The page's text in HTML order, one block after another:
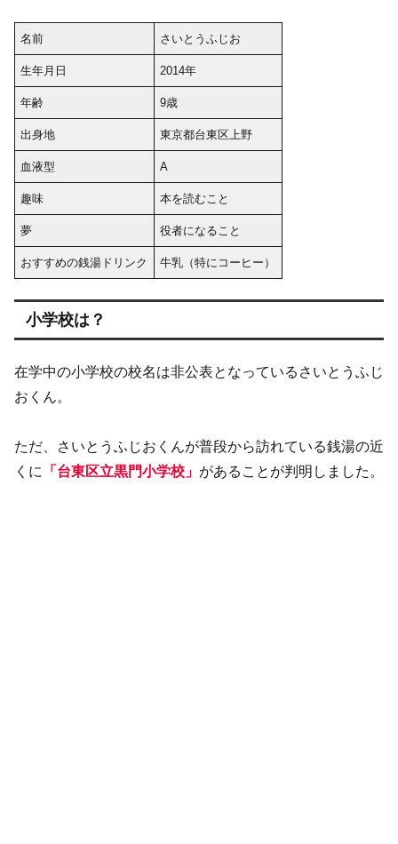
名前 さいとうふじお
生年月日 2014年
年齢 9歳
出身地 東京都台東区上野
血液型 A
趣味 本を読むこと
夢 役者になること
おすすめの銭湯ドリンク 牛乳（特にコーヒー）
小学校は？
在学中の小学校の校名は非公表となっているさいとうふじ
おくん。
ただ、さいとうふじおくんが普段から訪れている銭湯の近
くに
「台東区立黒門小学校」 があることが判明しました。